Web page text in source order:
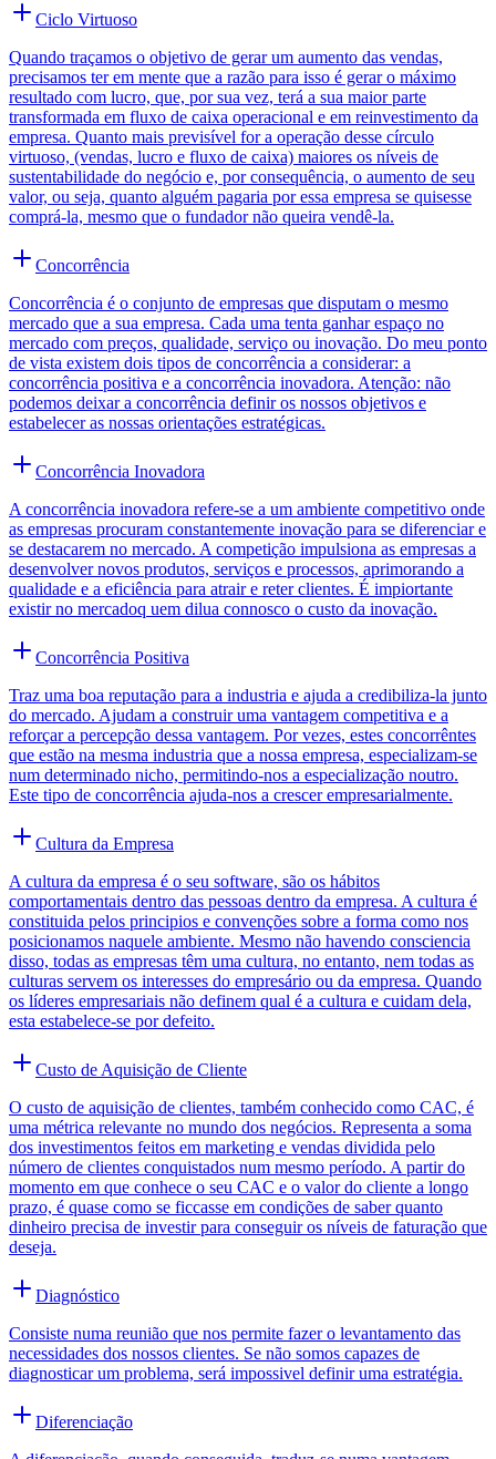
Ciclo Virtuoso
Quando traçamos o objetivo de gerar um aumento das vendas,
precisamos ter em mente que a razão para isso é gerar o máximo
resultado com lucro, que, por sua vez, terá a sua maior parte
transformada em fluxo de caixa operacional e em reinvestimento da
empresa. Quanto mais previsível for a operação desse círculo
virtuoso, (vendas, lucro e fluxo de caixa) maiores os níveis de
sustentabilidade do negócio e, por consequência, o aumento de seu
valor, ou seja, quanto alguém pagaria por essa empresa se quisesse
comprá-la, mesmo que o fundador não queira vendê-la.
Concorrência
Concorrência é o conjunto de empresas que disputam o mesmo
mercado que a sua empresa. Cada uma tenta ganhar espaço no
mercado com preços, qualidade, serviço ou inovação. Do meu ponto
de vista existem dois tipos de concorrência a considerar: a
concorrência positiva e a concorrência inovadora. Atenção: não
podemos deixar a concorrência definir os nossos objetivos e
estabelecer as nossas orientações estratégicas.
Concorrência Inovadora
A concorrência inovadora refere-se a um ambiente competitivo onde
as empresas procuram constantemente inovação para se diferenciar e
se destacarem no mercado. A competição impulsiona as empresas a
desenvolver novos produtos, serviços e processos, aprimorando a
qualidade e a eficiência para atrair e reter clientes. É impiortante
existir no mercadoq uem dilua connosco o custo da inovação.
Concorrência Positiva
Traz uma boa reputação para a industria e ajuda a credibiliza-la junto
do mercado. Ajudam a construir uma vantagem competitiva e a
reforçar a percepção dessa vantagem. Por vezes, estes concorrêntes
que estão na mesma industria que a nossa empresa, especializam-se
num determinado nicho, permitindo-nos a especialização noutro.
Este tipo de concorrência ajuda-nos a crescer empresarialmente.
Cultura da Empresa
A cultura da empresa é o seu software, são os hábitos
comportamentais dentro das pessoas dentro da empresa. A cultura é
constituida pelos principios e convenções sobre a forma como nos
posicionamos naquele ambiente. Mesmo não havendo consciencia
disso, todas as empresas têm uma cultura, no entanto, nem todas as
culturas servem os interesses do empresário ou da empresa. Quando
os líderes empresariais não definem qual é a cultura e cuidam dela,
esta estabelece-se por defeito.
Custo de Aquisição de Cliente
O custo de aquisição de clientes, também conhecido como CAC, é
uma métrica relevante no mundo dos negócios. Representa a soma
dos investimentos feitos em marketing e vendas dividida pelo
número de clientes conquistados num mesmo período. A partir do
momento em que conhece o seu CAC e o valor do cliente a longo
prazo, é quase como se ficcasse em condições de saber quanto
dinheiro precisa de investir para conseguir os níveis de faturação que
deseja.
Diagnóstico
Consiste numa reunião que nos permite fazer o levantamento das
necessidades dos nossos clientes. Se não somos capazes de
diagnosticar um problema, será impossivel definir uma estratégia.
Diferenciação